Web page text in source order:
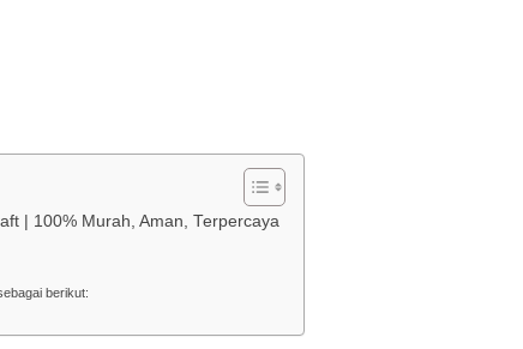
| 100% Murah, Aman, Terpercaya
berikut: